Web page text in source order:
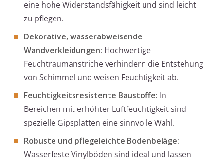
eine hohe Widerstandsfähigkeit und sind leicht
zu pflegen.
Dekorative, wasserabweisende
Wandverkleidungen: Hochwertige
Feuchtraumanstriche verhindern die Entstehung
von Schimmel und weisen Feuchtigkeit ab.
Feuchtigkeitsresistente Baustoffe: In
Bereichen mit erhöhter Luftfeuchtigkeit sind
spezielle Gipsplatten eine sinnvolle Wahl.
Robuste und pflegeleichte Bodenbeläge:
Wasserfeste Vinylböden sind ideal und lassen